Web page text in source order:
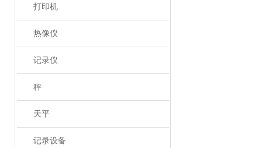
打印机
热像仪
记录仪
秤
天平
记录设备